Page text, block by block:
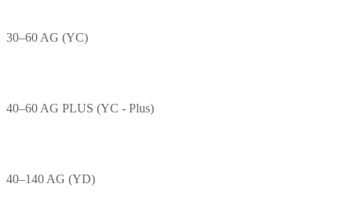
30–60 AG (YC)
40–60 AG PLUS (YC - Plus)
40–140 AG (YD)